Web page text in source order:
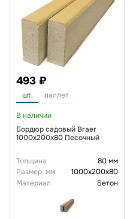
493 ₽
шт. паллет
В наличии
Бордюр садовый Braer
1000х200х80 Песочный
Толщина
80 мм
Размер, мм
1000x200x80
Материал
Бетон